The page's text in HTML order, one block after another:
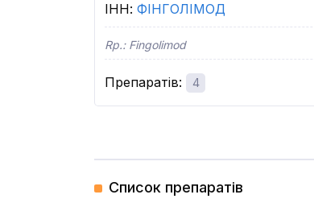
ІНН: ФІНГОЛІМОД
Rp.: Fingolimod
Препаратів: 4
Список препаратів